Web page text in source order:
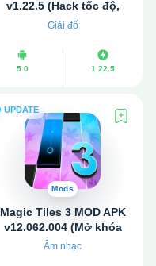
v1.22.5 (Hack tốc độ,
Không quảng cáo)
Giải đố
5.0 1.22.5
UPDATE
Mods
Magic Tiles 3 MOD APK
v12.062.004 (Mở khóa
VIP, Không quảng cáo)
Âm nhạc